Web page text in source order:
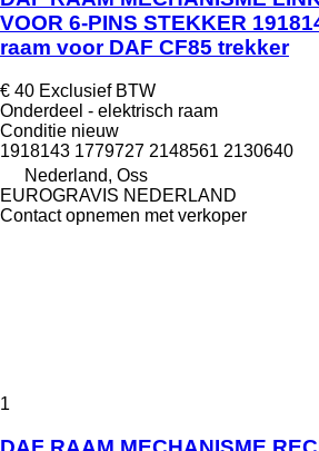
VOOR 6-PINS STEKKER
raam voor DAF CF85 trekker
€ 40 Exclusief BTW
Onderdeel - elektrisch raam
Conditie nieuw
1918143 1779727 2148561 2130640
Nederland, Oss
EUROGRAVIS NEDERLAND
Contact opnemen met verkoper
1